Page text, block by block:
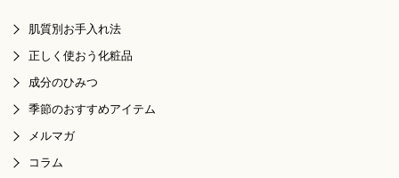
肌質別お手入れ法
正しく使おう化粧品
成分のひみつ
季節のおすすめアイテム
メルマガ
コラム